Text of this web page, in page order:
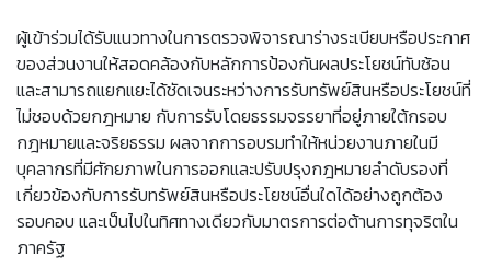
ผู้เข้าร่วมได้รับแนวทางในการตรวจพิจารณาร่างระเบียบหรือประกาศ
ของส่วนงานให้สอดคล้องกับหลักการป้องกันผลประโยชน์ทับซ้อน
และสามารถแยกแยะได้ชัดเจนระหว่างการรับทรัพย์สินหรือประโยชน์ที่
ไม่ชอบด้วยกฎหมาย กับการรับโดยธรรมจรรยาที่อยู่ภายใต้กรอบ
กฎหมายและจริยธรรม ผลจากการอบรมทำให้หน่วยงานภายในมี
บุคลากรที่มีศักยภาพในการออกและปรับปรุงกฎหมายลำดับรองที่
เกี่ยวข้องกับการรับทรัพย์สินหรือประโยชน์อื่นใดได้อย่างถูกต้อง
รอบคอบ และเป็นไปในทิศทางเดียวกับมาตรการต่อต้านการทุจริตใน
ภาครัฐ